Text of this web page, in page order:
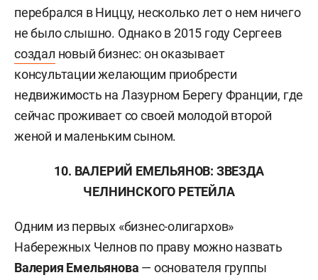
перебрался в Ниццу, несколько лет о нем ничего
не было слышно. Однако в 2015 году Сергеев
создал новый бизнес: он оказывает
консультации желающим приобрести
недвижимость на Лазурном Берегу Франции, где
сейчас проживает со своей молодой второй
женой и маленьким сыном.
10. ВАЛЕРИЙ ЕМЕЛЬЯНОВ: ЗВЕЗДА
ЧЕЛНИНСКОГО РЕТЕЙЛА
Одним из первых «бизнес-олигархов»
Набережных Челнов по праву можно назвать
Валерия Емельянова — основателя группы